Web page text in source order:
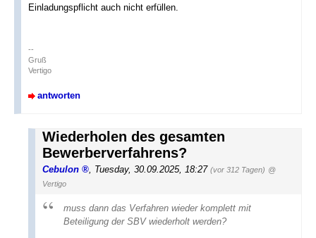
Einladungspflicht auch nicht erfüllen.
--
Gruß
Vertigo
antworten
Wiederholen des gesamten
Bewerberverfahrens?
Cebulon , Tuesday, 30.09.2025, 18:27 (vor 312 Tagen) @
Vertigo
muss dann das Verfahren wieder komplett mit
Beteiligung der SBV wiederholt werden?